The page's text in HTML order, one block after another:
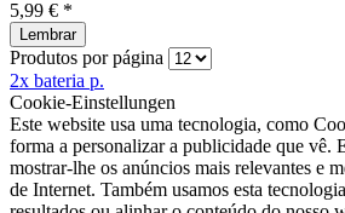
5,99 € *
Lembrar
Produtos por página
2x bateria p.
Cookie-Einstellungen
Este website usa uma tecnologia, como
forma a personalizar a publicidade que vê.
mostrar-lhe os anúncios mais relevantes e
de Internet. Também usamos esta